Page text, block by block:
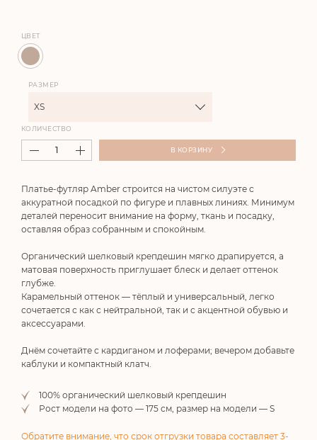
Платье-футляр Amber строится на чистом силуэте с
аккуратной посадкой по фигуре и плавных линиях. Минимум
деталей переносит внимание на форму, ткань и посадку,
оставляя образ собранным и спокойным.
Органический шелковый крепдешин мягко драпируется, а
матовая поверхность приглушает блеск и делает оттенок
глубже.
Карамельный оттенок — тёплый и универсальный, легко
сочетается с как с нейтральной, так и с акцентной обувью и
аксессуарами.
Днём сочетайте с кардиганом и лоферами; вечером добавьте
каблуки и компактный клатч.
100% органический шелковый крепдешин
Рост модели на фото — 175 см, размер на модели — S
Обратите внимание, что срок отгрузки товара составляет 3-
ЦВЕТ
РАЗМЕР
XS
КОЛИЧЕСТВО
В КОРЗИНУ